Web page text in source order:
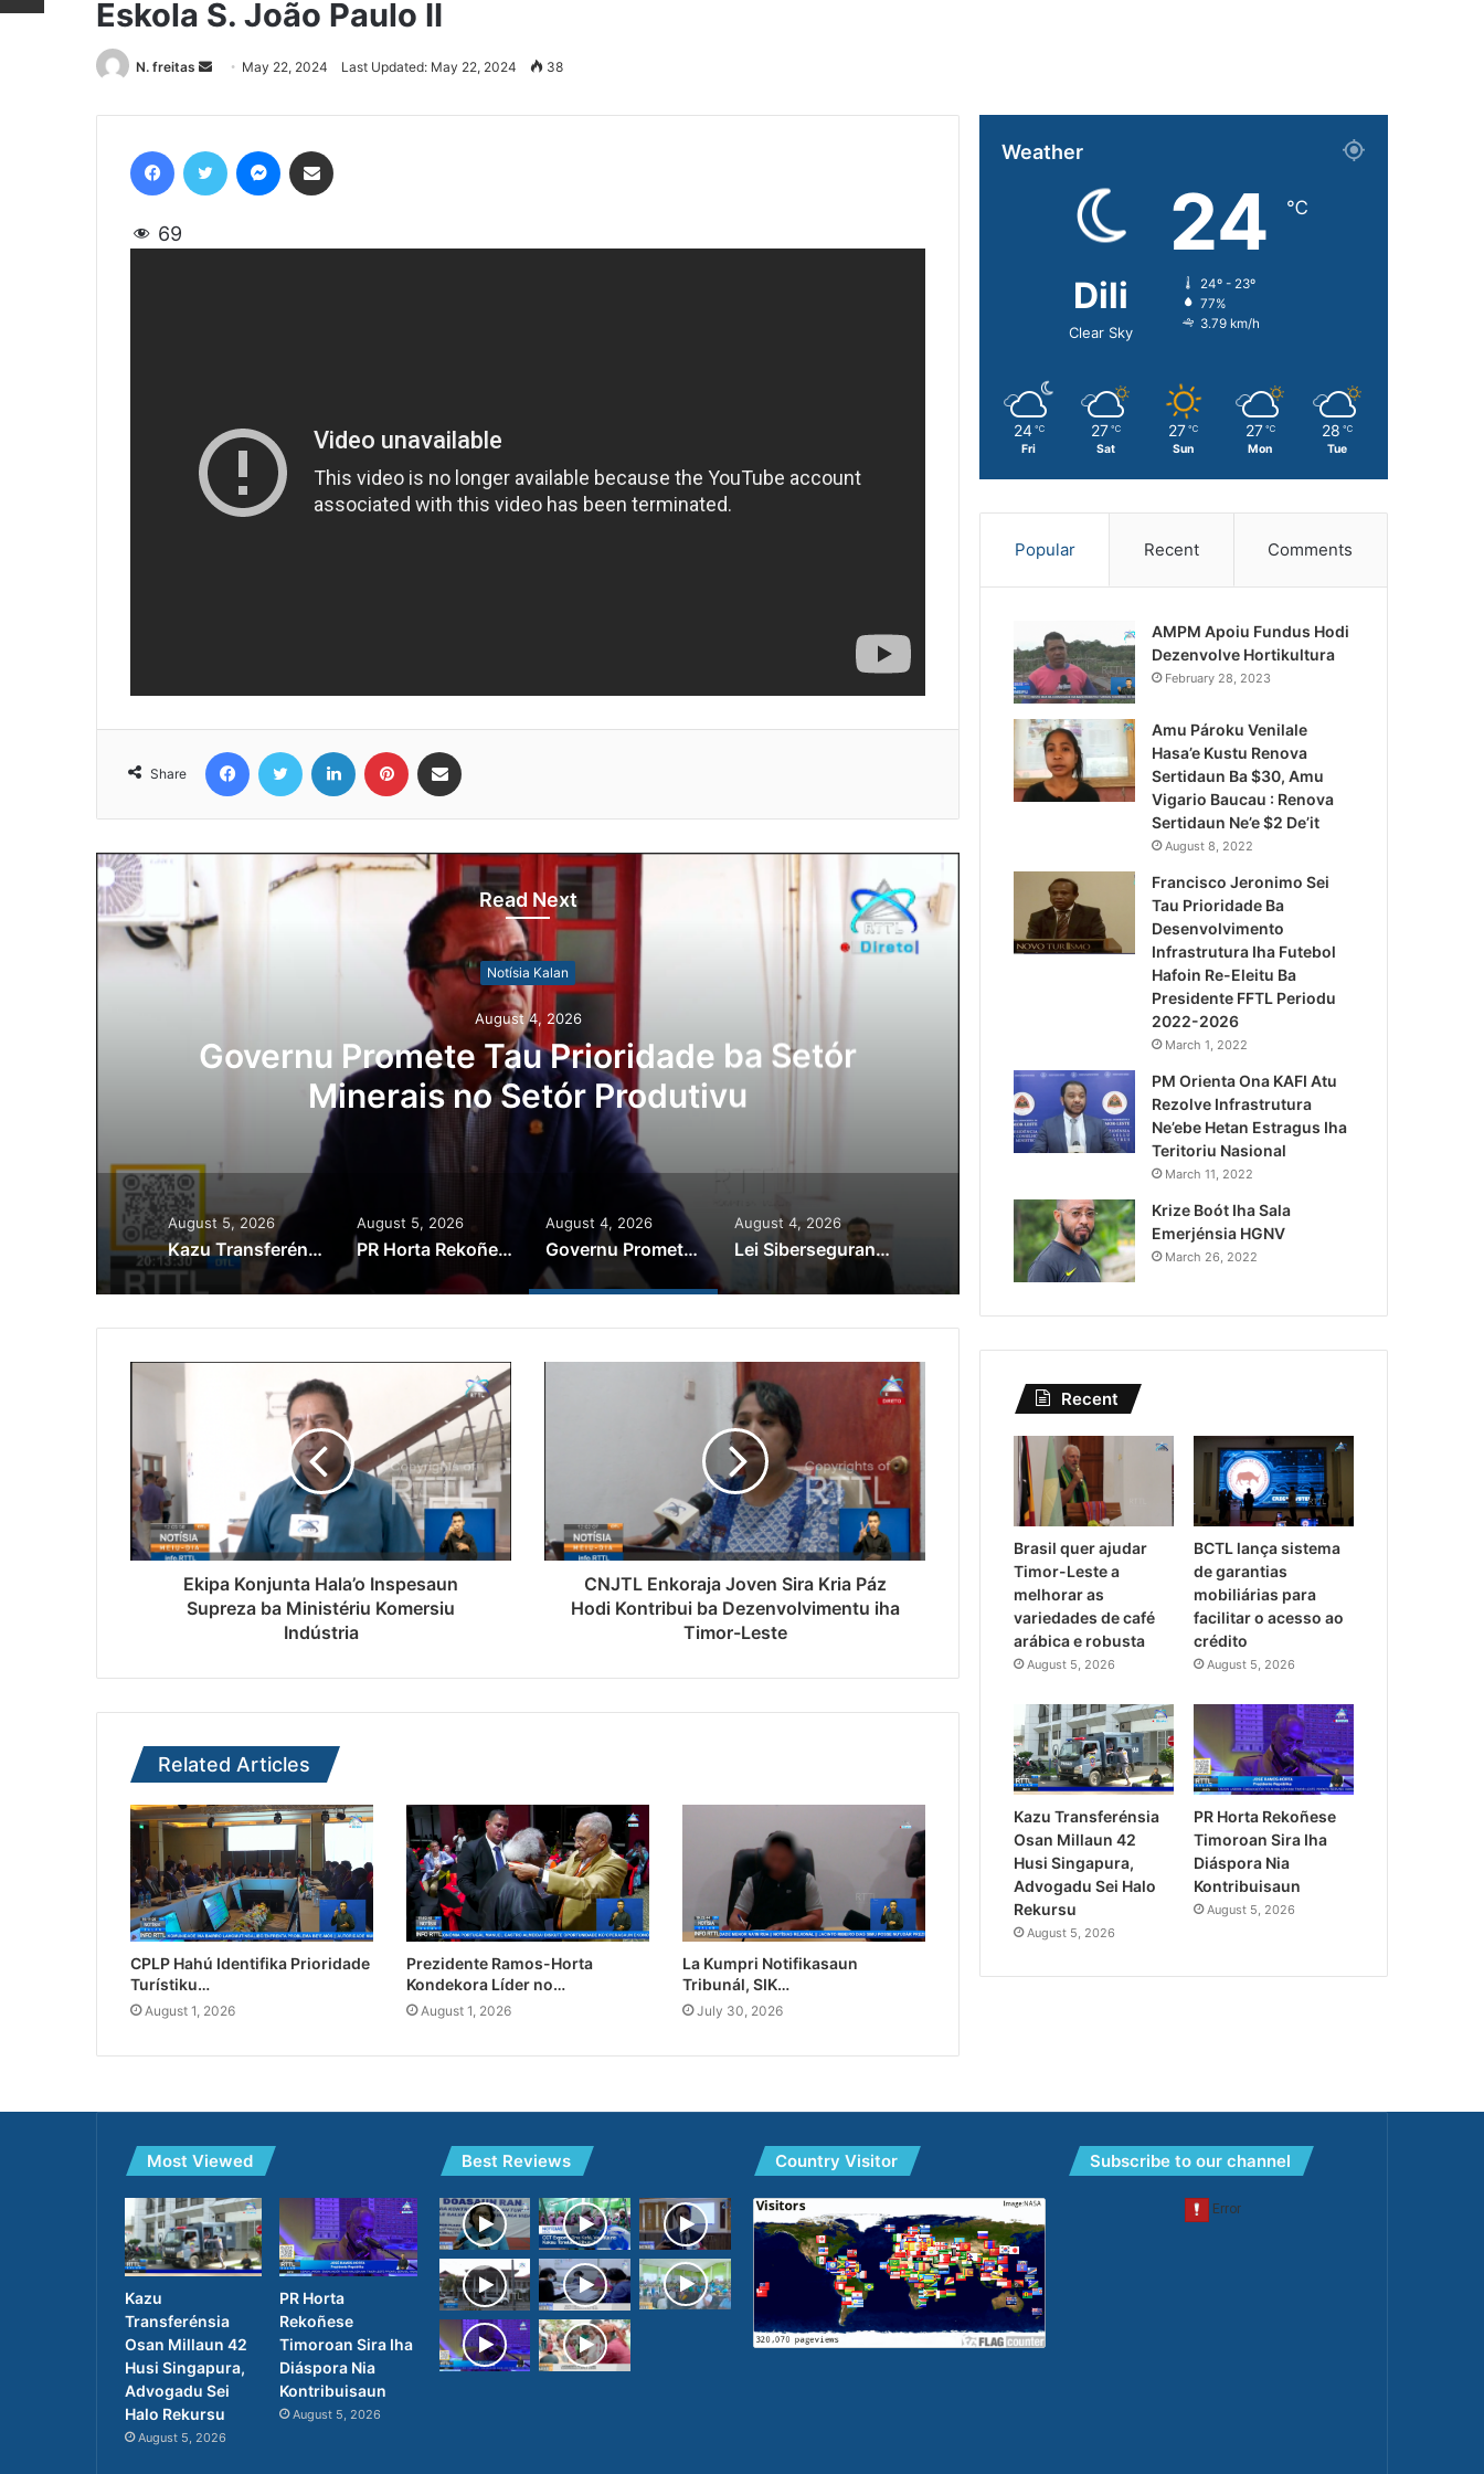
Eskola S. João Paulo II
N. freitas
Send
email
May 22, 2024 Last Updated: May 22, 2024 38
69
Share
Read Next
Notísia Kalan
August 4, 2026
Governu Promete Tau Prioridade ba Setór
Minerais no Setór Produtivu
Lei Siberseguransa Ajuda
Kaptura Autór Kriminozu
Estranjeiru
August 5, 2026
Kazu Transferénsia Osan Millaun 42 Husi Singapura, Advogadu Sei Halo Rekursu
August 5, 2026
PR Horta Rekoñese Timoroan Sira Iha Diáspora Nia Kontribuisaun
August 4, 2026
Governu Promete Tau Prioridade ba Setór Minerais no Setór Produtivu
August 4, 2026
Lei Siberseguransa Ajuda Autoridade Polisiál Kaptura Autór Kriminozu ho Paradeiru Iha Estranjeiru
Ekipa Konjunta Hala’o Inspesaun
Supreza ba Ministériu Komersiu
Indústria
CNJTL Enkoraja Joven Sira Kria Páz
Hodi Kontribui ba Dezenvolvimentu iha
Timor-Leste
Related Articles
CPLP Hahú Identifika Prioridade
Turístiku…
August 1, 2026
Prezidente Ramos-Horta
Kondekora Líder no…
August 1, 2026
La Kumpri Notifikasaun
Tribunál, SIK…
July 30, 2026
Weather
Dili
Clear Sky
24 ℃
24º - 23º
77%
3.79 km/h
24 ℃
Fri
27 ℃
Sat
27 ℃
Sun
27 ℃
Mon
28 ℃
Tue
Popular Recent Comments
AMPM Apoiu Fundus Hodi
Dezenvolve Hortikultura
February 28, 2023
Amu Pároku Venilale
Hasa’e Kustu Renova
Sertidaun Ba $30, Amu
Vigario Baucau : Renova
Sertidaun Ne’e $2 De’it
August 8, 2022
Francisco Jeronimo Sei
Tau Prioridade Ba
Desenvolvimento
Infrastrutura Iha Futebol
Hafoin Re-Eleitu Ba
Presidente FFTL Periodu
2022-2026
March 1, 2022
PM Orienta Ona KAFI Atu
Rezolve Infrastrutura
Ne’ebe Hetan Estragus Iha
Teritoriu Nasional
March 11, 2022
Krize Boót Iha Sala
Emerjénsia HGNV
March 26, 2022
Recent
Brasil quer ajudar
Timor-Leste a
melhorar as
variedades de café
arábica e robusta
August 5, 2026
BCTL lança sistema
de garantias
mobiliárias para
facilitar o acesso ao
crédito
August 5, 2026
Kazu Transferénsia
Osan Millaun 42
Husi Singapura,
Advogadu Sei Halo
Rekursu
August 5, 2026
PR Horta Rekoñese
Timoroan Sira Iha
Diáspora Nia
Kontribuisaun
August 5, 2026
Most Viewed
Kazu
Transferénsia
Osan Millaun 42
Husi Singapura,
Advogadu Sei
Halo Rekursu
August 5, 2026
PR Horta
Rekoñese
Timoroan Sira Iha
Diáspora Nia
Kontribuisaun
August 5, 2026
Best Reviews Country Visitor Subscribe to our channel